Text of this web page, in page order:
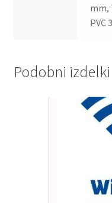
mm,
PVC
Podobni izdelki